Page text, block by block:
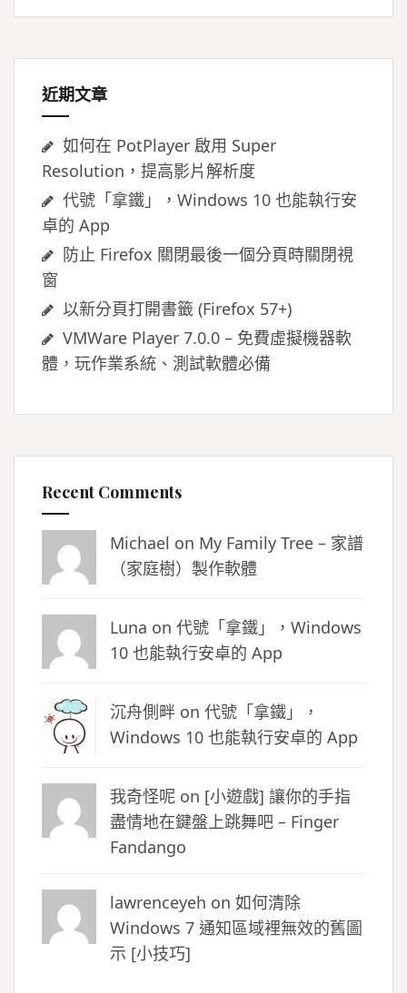
鍵
近期文章
如何在 PotPlayer 啟用 Super
Resolution，提高影片解析度
代號「拿鐵」，Windows 10 也能執行安
卓的 App
防止 Firefox 關閉最後一個分頁時關閉視
窗
以新分頁打開書籤 (Firefox 57+)
VMWare Player 7.0.0 – 免費虛擬機器軟
體，玩作業系統、測試軟體必備
Recent Comments
Michael on My Family Tree – 家譜
（家庭樹）製作軟體
Luna on 代號「拿鐵」，Windows
10 也能執行安卓的 App
沉舟側畔 on 代號「拿鐵」，
Windows 10 也能執行安卓的 App
我奇怪呢 on [小遊戲] 讓你的手指
盡情地在鍵盤上跳舞吧 – Finger
Fandango
lawrenceyeh on 如何清除
Windows 7 通知區域裡無效的舊圖
示 [小技巧]